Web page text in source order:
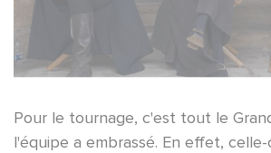
Pour le tournage, c'est tout le
l'équipe a embrassé. En effet,